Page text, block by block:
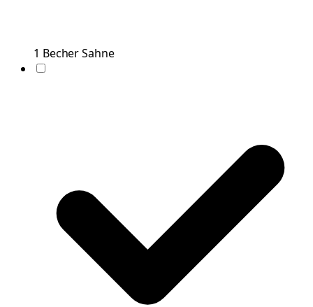
1 BecherSahne